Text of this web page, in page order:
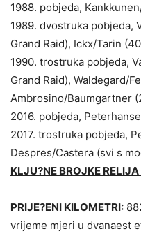
1988. pobjeda,
1989. dvostruka pobjeda,
Grand Raid), Ickx/Tarin
1990. trostruka pobjeda,
Grand Raid), Waldegard/
Ambrosino/Baumgartner
2016. pobjeda,
2017. trostruka pobjeda,
Despres/Castera (svi s
KLJU?NE BROJKE
PRIJE?ENI KILOMETRI:
vrijeme mjeri u dvanaest